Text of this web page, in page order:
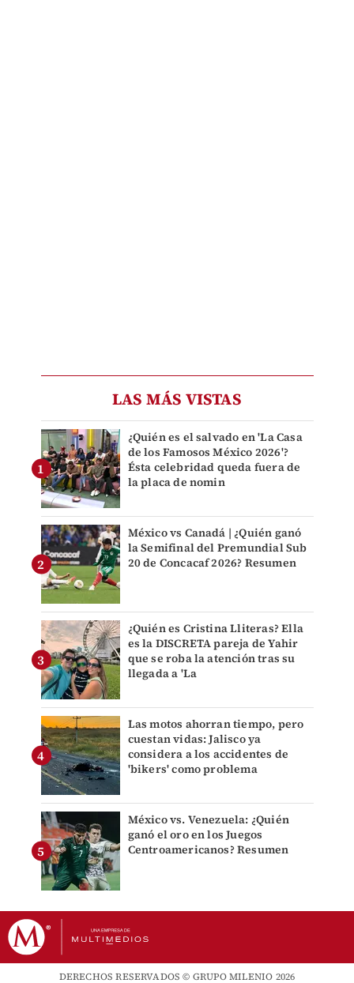
LAS MÁS VISTAS
¿Quién es el salvado en 'La Casa
de los Famosos México 2026'?
Ésta celebridad queda fuera de
la placa de nomin
México vs Canadá | ¿Quién ganó
la Semifinal del Premundial Sub
20 de Concacaf 2026? Resumen
¿Quién es Cristina Lliteras? Ella
es la DISCRETA pareja de Yahir
que se roba la atención tras su
llegada a 'La
Las motos ahorran tiempo, pero
cuestan vidas: Jalisco ya
considera a los accidentes de
'bikers' como problema
México vs. Venezuela: ¿Quién
ganó el oro en los Juegos
Centroamericanos? Resumen
DERECHOS RESERVADOS © GRUPO MILENIO 2026